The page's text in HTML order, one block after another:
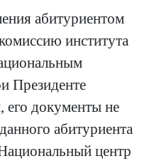
абитуриентом
института
Президенте
его документы не
абитуриента
центр